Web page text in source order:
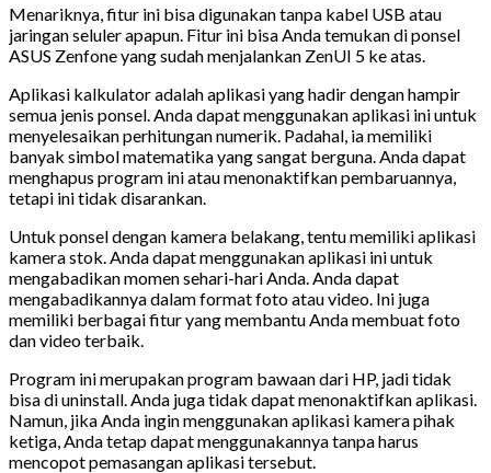
Menariknya, fitur ini bisa digunakan tanpa kabel USB atau
jaringan seluler apapun. Fitur ini bisa Anda temukan di ponsel
ASUS Zenfone yang sudah menjalankan ZenUI 5 ke atas.
Aplikasi kalkulator adalah aplikasi yang hadir dengan hampir
semua jenis ponsel. Anda dapat menggunakan aplikasi ini untuk
menyelesaikan perhitungan numerik. Padahal, ia memiliki
banyak simbol matematika yang sangat berguna. Anda dapat
menghapus program ini atau menonaktifkan pembaruannya,
tetapi ini tidak disarankan.
Untuk ponsel dengan kamera belakang, tentu memiliki aplikasi
kamera stok. Anda dapat menggunakan aplikasi ini untuk
mengabadikan momen sehari-hari Anda. Anda dapat
mengabadikannya dalam format foto atau video. Ini juga
memiliki berbagai fitur yang membantu Anda membuat foto
dan video terbaik.
Program ini merupakan program bawaan dari HP, jadi tidak
bisa di uninstall. Anda juga tidak dapat menonaktifkan aplikasi.
Namun, jika Anda ingin menggunakan aplikasi kamera pihak
ketiga, Anda tetap dapat menggunakannya tanpa harus
mencopot pemasangan aplikasi tersebut.